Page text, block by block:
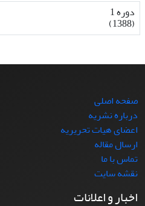
دوره 1
(1388)
صفحه اصلی
درباره نشریه
اعضای هیات تحریریه
ارسال مقاله
تماس با ما
نقشه سایت
اخبار و اعلانات